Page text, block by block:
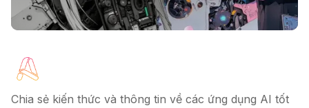
chuyên nghiệp trong 5 phút
Chia sẻ kiến thức và thông tin về các ứng dụng AI tốt